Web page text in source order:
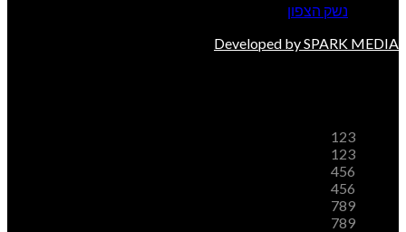
נשק הצפון
Developed by SPARK MEDIA
123
123
456
456
789
789